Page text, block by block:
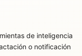
de inteligencia
o notificación